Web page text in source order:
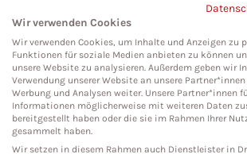
Teutoburger Str. 50
33604 Bielefeld
Social Media
Wir verwenden Cookies
Wir verwenden Cookies, um Inhalte und Anzeigen zu
Funktionen für soziale Medien anbieten zu können
unsere Website zu analysieren. Außerdem geben wir
Verwendung unserer Website an unsere
Werbung und Analysen weiter. Unsere Partner*innen
Informationen möglicherweise mit weiteren Daten
bereitgestellt haben oder die sie im Rahmen Ihrer
gesammelt haben.
Wir setzen in diesem Rahmen auch Dienstleister in